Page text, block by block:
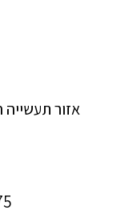
אזור תעשייה